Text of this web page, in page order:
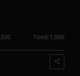
200 Tomt: 1,000